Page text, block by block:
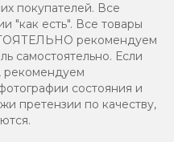
покупателей. Все
"как есть". Все товары
рекомендуем
самостоятельно. Если
рекомендуем
состояния и
претензии по качеству,